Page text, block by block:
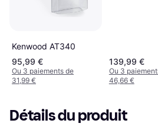
Kenwood AT340
95,99 €
Ou 3 paiements de
31,99 €
139,99 €
Ou 3
46,66 €
Détails du produit